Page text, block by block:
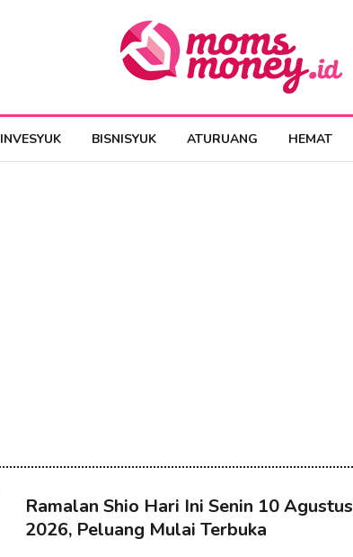
INVESYUK BISNISYUK ATURUANG HEMAT
Ramalan Shio Hari Ini Senin 10 Agustus
2026, Peluang Mulai Terbuka